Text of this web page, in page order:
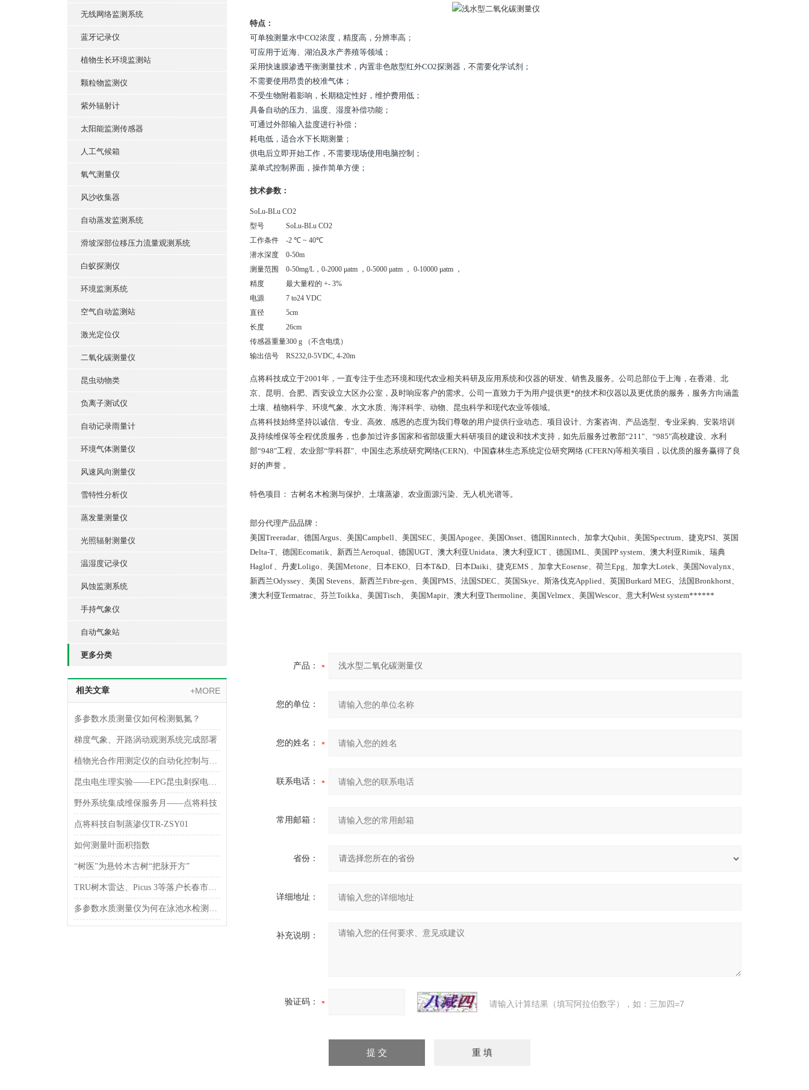
无线网络监测系统
蓝牙记录仪
植物生长环境监测站
颗粒物监测仪
紫外辐射计
太阳能监测传感器
人工气候箱
氧气测量仪
风沙收集器
自动蒸发监测系统
滑坡深部位移压力流量观测系统
白蚁探测仪
环境监测系统
空气自动监测站
激光定位仪
二氧化碳测量仪
昆虫动物类
负离子测试仪
自动记录雨量计
环境气体测量仪
风速风向测量仪
雪特性分析仪
蒸发量测量仪
光照辐射测量仪
温湿度记录仪
风蚀监测系统
手持气象仪
自动气象站
更多分类
相关文章 +MORE
多参数水质测量仪如何检测氨氮？
梯度气象、开路涡动观测系统完成部署
植物光合作用测定仪的自动化控制与数据分析
昆虫电生理实验——EPG昆虫刺探电位仪
野外系统集成维保服务月——点将科技
点将科技自制蒸渗仪TR-ZSY01
如何测量叶面积指数
“树医”为悬铃木古树“把脉开方”
TRU树木雷达、Picus 3等落户长春市园林植物保护站
多参数水质测量仪为何在泳池水检测中受到欢迎？
特点：
可单独测量水中CO2浓度，精度高，分辨率高；
可应用于近海、湖泊及水产养殖等领域；
采用快速膜渗透平衡测量技术，内置非色散型红外CO2探测器，不需要化学试剂；
不需要使用昂贵的校准气体；
不受生物附着影响，长期稳定性好，维护费用低；
具备自动的压力、温度、湿度补偿功能；
可通过外部输入盐度进行补偿；
耗电低，适合水下长期测量；
供电后立即开始工作，不需要现场使用电脑控制；
菜单式控制界面，操作简单方便；
技术参数：
SoLu-BLu CO2
型号
SoLu-BLu CO2
工作条件
-2 ℃ ~ 40℃
潜水深度
0-50m
测量范围
0-50mg/L，0-2000 μatm ，0-5000 μatm ， 0-10000 μatm ，
精度
最大量程的 +- 3%
电源
7 to24 VDC
直径
5cm
长度
26cm
传感器重量300 g （不含电缆）
输出信号
RS232,0-5VDC, 4-20m
点将科技成立于2001年，一直专注于生态环境和现代农业相关科研及应用系统和仪器的研发、销售及服务。公司总部位于上海，在香港、北
京、昆明、合肥、西安设立大区办公室，及时响应客户的需求。公司一直致力于为用户提供更*的技术和仪器以及更优质的服务，服务方向涵盖
土壤、植物科学、环境气象、水文水质、海洋科学、动物、昆虫科学和现代农业等领域。
点将科技始终坚持以诚信、专业、高效、感恩的态度为我们尊敬的用户提供行业动态、项目设计、方案咨询、产品选型、专业采购、安装培训
及持续维保等全程优质服务，也参加过许多国家和省部级重大科研项目的建设和技术支持，如先后服务过教部“211"、“985"高校建设、水利
部“948"工程、农业部“学科群"、中国生态系统研究网络(CERN)、中国森林生态系统定位研究网络 (CFERN)等相关项目，以优质的服务赢得了良
好的声誉 。
特色项目： 古树名木检测与保护、土壤蒸渗、农业面源污染、无人机光谱等。
部分代理产品品牌：
美国Treeradar、德国Argus、美国Campbell、美国SEC、美国Apogee、美国Onset、德国Rinntech、加拿大Qubit、美国Spectrum、捷克PSI、英国
Delta-T、德国Ecomatik、新西兰Aeroqual、德国UGT、澳大利亚Unidata、澳大利亚ICT 、德国IML、美国PP system、澳大利亚Rimik、瑞典
Haglof 、丹麦Loligo、美国Metone、日本EKO、日本T&D、日本Daiki、捷克EMS 、加拿大Eosense、荷兰Epg、加拿大Lotek、美国Novalynx、
新西兰Odyssey、美国 Stevens、新西兰Fibre-gen、美国PMS、法国SDEC、英国Skye、斯洛伐克Applied、英国Burkard MEG、法国Bronkhorst、
澳大利亚Termatrac、芬兰Toikka、美国Tisch、 美国Mapir、澳大利亚Thermoline、美国Velmex、美国Wescor、意大利West system******
产品：
您的单位：
您的姓名：
联系电话：
常用邮箱：
省份：
详细地址：
补充说明：
验证码： 请输入计算结果（填写阿拉伯数字），如：三加四=7